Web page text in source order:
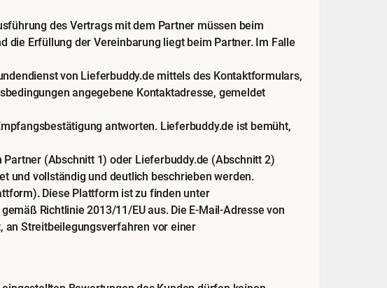
des Vertrags mit dem Partner müssen beim
die Erfüllung der Vereinbarung liegt beim Partner. Im Falle
von Lieferbuddy.de mittels des Kontaktformulars,
angegebene Kontaktadresse, gemeldet
antworten. Lieferbuddy.de ist bemüht,
(Abschnitt 1) oder Lieferbuddy.de (Abschnitt 2)
und vollständig und deutlich beschrieben werden.
Diese Plattform ist zu finden unter
Richtlinie 2013/11/EU aus. Die E-Mail-Adresse von
an Streitbeilegungsverfahren vor einer